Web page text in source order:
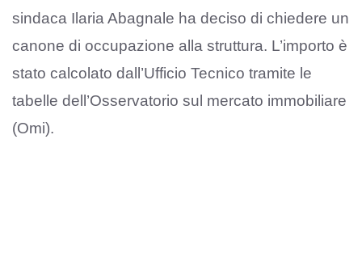
sindaca Ilaria Abagnale ha deciso di chiedere un
canone di occupazione alla struttura. L’importo è
stato calcolato dall’Ufficio Tecnico tramite le
tabelle dell’Osservatorio sul mercato immobiliare
(Omi).